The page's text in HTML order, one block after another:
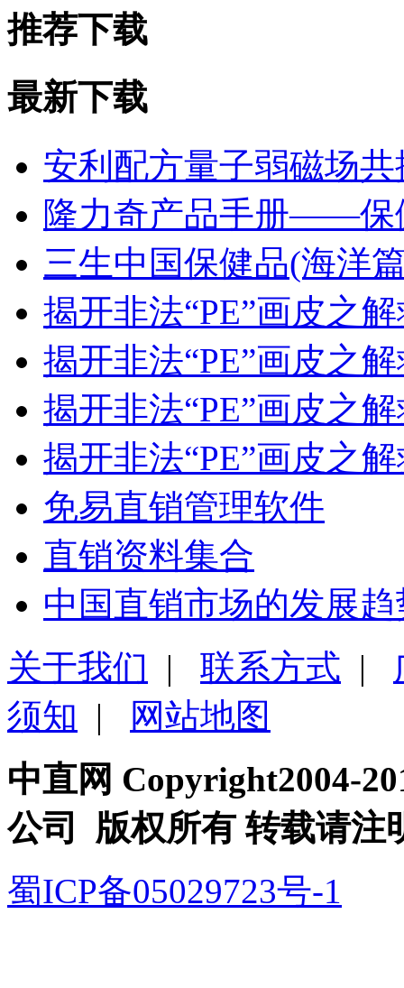
推荐下载
最新下载
安利配方量子弱磁场
隆力奇产品手册——保
三生中国保健品(海洋
揭开非法“PE”画皮之解
揭开非法“PE”画皮之解
揭开非法“PE”画皮之解
揭开非法“PE”画皮之解
免易直销管理软件
直销资料集合
中国直销市场的发展趋
关于我们 | 联系方式 |
须知 |
网站地图
中直网 Copyright2004-
公司 版权所有 转载请注
蜀ICP备05029723号-1